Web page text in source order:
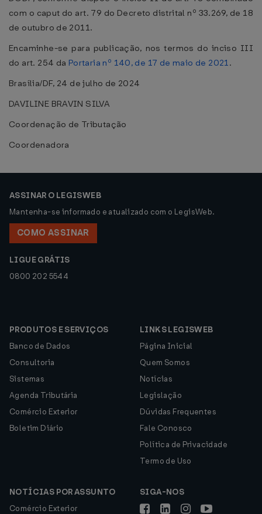
com o caput do art. 79 do Decreto distrital nº 33.269, de 18
de outubro de 2011.
Encaminhe-se para publicação, nos termos do inciso III
do art. 254 da Portaria nº 140, de 17 de maio de 2021.
Brasília/DF, 24 de julho de 2024
DAVILINE BRAVIN SILVA
Coordenação de Tributação
Coordenadora
ASSINAR O LEGISWEB
Mantenha-se informado e atualizado com o LegisWeb.
COMO ASSINAR
LIGUE GRÁTIS
0800 202 5544
PRODUTOS E SERVIÇOS
Banco de Dados
Consultoria
Sistemas
Agenda Tributária
Comércio Exterior
Boletim Diário
LINKS LEGISWEB
Página Inicial
Quem Somos
Notícias
Legislação
Dúvidas Frequentes
Fale Conosco
Política de Privacidade
Termo de Uso
NOTÍCIAS POR ASSUNTO
Comércio Exterior
SIGA-NOS